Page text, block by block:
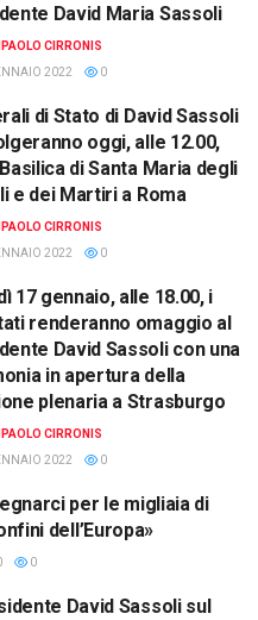
David Maria Sassoli
CIRRONIS
2022
0
di Stato di David Sassoli
oggi, alle 12.00,
di Santa Maria degli
e dei Martiri a Roma
CIRRONIS
2022
0
17 gennaio, alle 18.00, i
renderanno omaggio al
David Sassoli con una
in apertura della
plenaria a Strasburgo
CIRRONIS
2022
0
per le migliaia di
dell’Europa»
0
David Sassoli sul